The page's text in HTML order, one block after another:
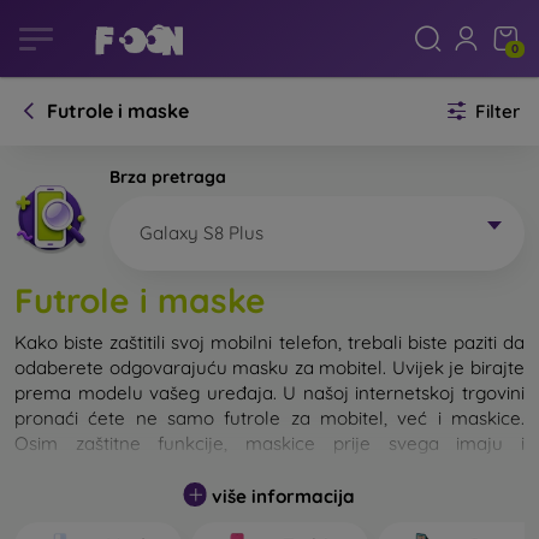
0
Futrole i maske Filter
Brza pretraga
Galaxy S8 Plus
Futrole i maske
Kako biste zaštitili svoj mobilni telefon, trebali biste paziti da
odaberete odgovarajuću masku za mobitel. Uvijek je birajte
prema modelu vašeg uređaja. U našoj internetskoj trgovini
pronaći ćete ne samo futrole za mobitel, već i maskice.
Osim zaštitne funkcije, maskice prije svega imaju i
Maskicu za mobitel možemo također nazvati i stražnjom
više informacija